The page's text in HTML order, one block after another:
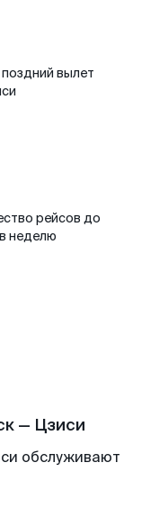
вылет
рейсов до
неделю
— Цзиси
обслуживают